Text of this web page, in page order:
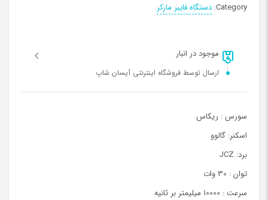
Category: دستگاه فایبر مارکر
موجود در انبار
ارسال توسط فروشگاه اینترنتی آیسان شاپ
سورس : ریکاس
اسکنر: گالوو
برد: JCZ
توان : 30 وات
سرعت : 10000 میلیمتر بر ثانیه